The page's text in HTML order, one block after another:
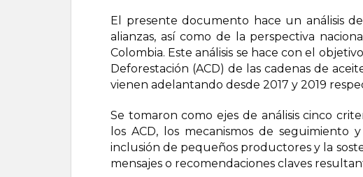
El presente documento hace un análisis
alianzas, así como de la perspectiva
Colombia. Este análisis se hace con el
Deforestación (ACD) de las cadenas de
vienen adelantando desde 2017 y 2019
Se tomaron como ejes de análisis cinco
los ACD, los mecanismos de seguimiento
inclusión de pequeños productores y la
mensajes o recomendaciones claves